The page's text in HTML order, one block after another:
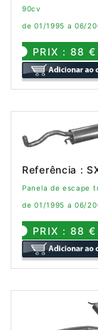
90cv
de 01/1995 a 06/
PRIX : 88 €
Referência :
Panela de escape
de 01/1995 a 06/
PRIX : 88 €